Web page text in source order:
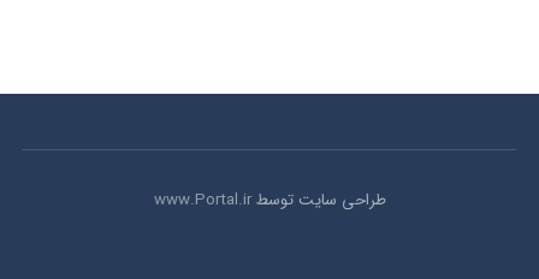
طراحی سایت توسطwww.Portal.ir